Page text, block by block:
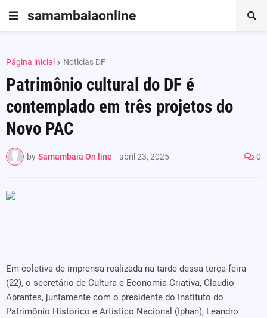
samambaiaonline
Página inicial Noticias DF
Patrimônio cultural do DF é
contemplado em três projetos do
Novo PAC
by Samambaia On line - abril 23, 2025 0
Em coletiva de imprensa realizada na tarde dessa terça-feira
(22), o secretário de Cultura e Economia Criativa, Claudio
Abrantes, juntamente com o presidente do Instituto do
Patrimônio Histórico e Artístico Nacional (Iphan), Leandro